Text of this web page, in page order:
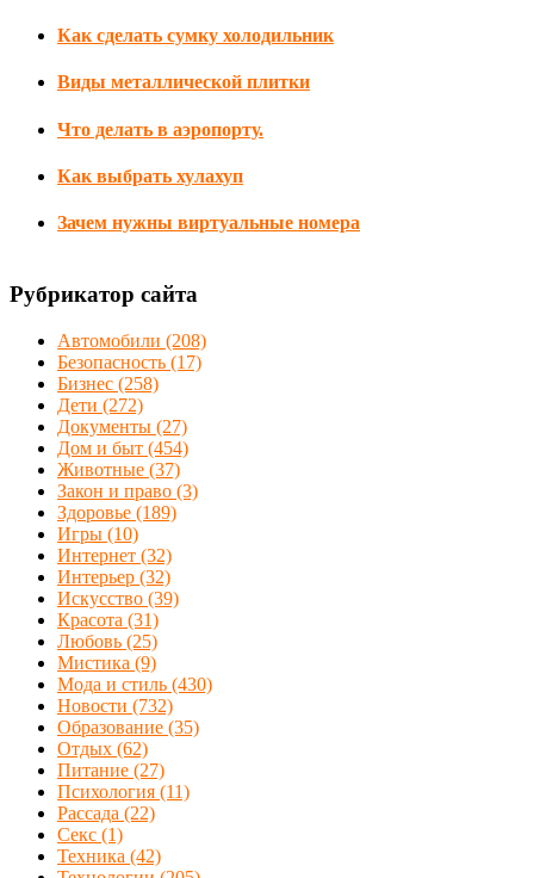
Как сделать сумку холодильник
Виды металлической плитки
Что делать в аэропорту.
Как выбрать хулахуп
Зачем нужны виртуальные номера
Рубрикатор сайта
Автомобили (208)
Безопасность (17)
Бизнес (258)
Дети (272)
Документы (27)
Дом и быт (454)
Животные (37)
Закон и право (3)
Здоровье (189)
Игры (10)
Интернет (32)
Интерьер (32)
Искусство (39)
Красота (31)
Любовь (25)
Мистика (9)
Мода и стиль (430)
Новости (732)
Образование (35)
Отдых (62)
Питание (27)
Психология (11)
Рассада (22)
Секс (1)
Техника (42)